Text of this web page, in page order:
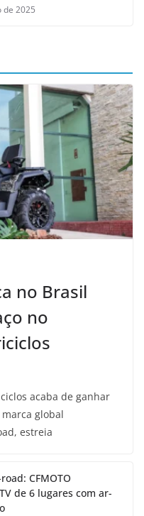
de 2025
no Brasil
no
acaba de ganhar
global
estreia
CFMOTO
de 6 lugares com ar-